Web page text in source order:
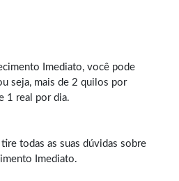
Imediato, você pode
seja, mais de 2 quilos por
1 real por dia.
todas as suas dúvidas sobre
Imediato.